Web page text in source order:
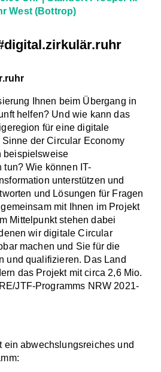
West (Bottrop)
Ihnen beim Übergang in
helfen? Und wie kann das
für eine digitale
der Circular Economy
beispielsweise
tun? Wie können IT-
unterstützen und
und Lösungen für Fragen
mit Ihnen im Projekt
Mittelpunkt stehen dabei
wir digitale Circular
machen und Sie für die
und qualifizieren. Das Land
das Projekt mit circa 2,6 Mio.
JTF-Programms NRW 2021-
ein abwechslungsreiches und